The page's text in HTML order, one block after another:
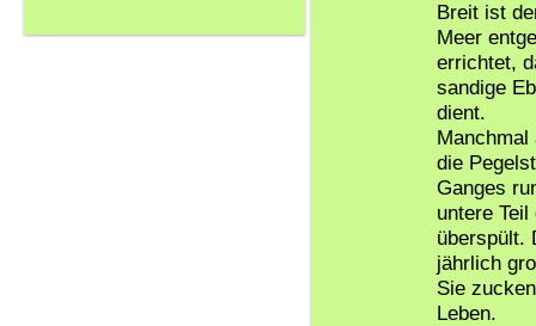
Breit ist
Meer
errichtet,
sandige
dient.
die
Ganges
untere
überspült.
jährlich
Sie
Leben.